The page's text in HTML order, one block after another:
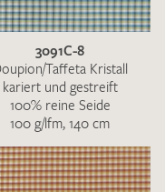
3091C-8
Taffeta Kristall
kariert und gestreift
100% reine Seide
100 g/lfm, 140 cm